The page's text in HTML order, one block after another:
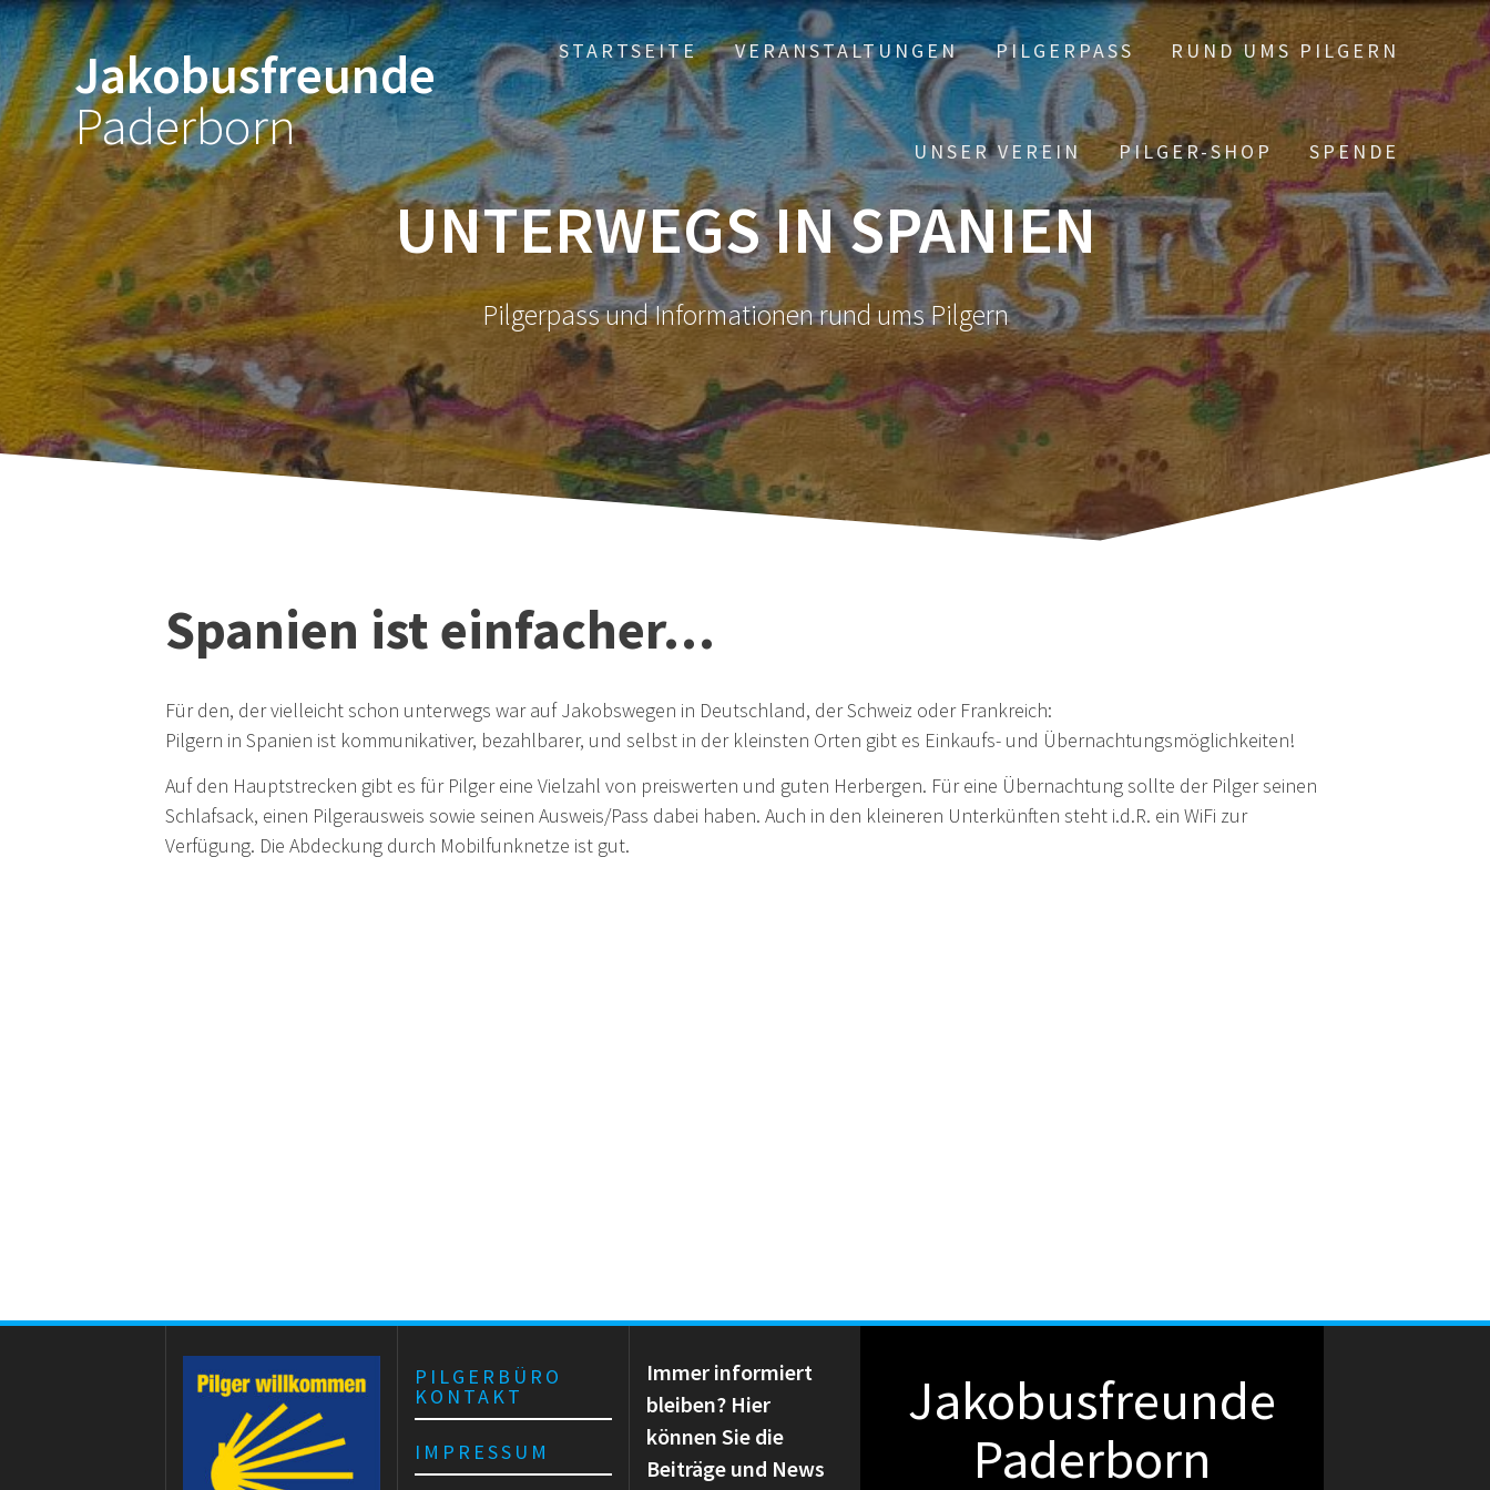
Zum
Inhalt
springenJakobusfreunde
Paderborn
STARTSEITE VERANSTALTUNGEN PILGERPASS RUND UMS PILGERN
UNSER VEREIN PILGER-SHOP SPENDE
UNTERWEGS IN SPANIEN
Pilgerpass und Informationen rund ums Pilgern
Spanien ist einfacher…
Für den, der vielleicht schon unterwegs war auf Jakobswegen in Deutschland, der Schweiz oder Frankreich:
Pilgern in Spanien ist kommunikativer, bezahlbarer, und selbst in der kleinsten Orten gibt es Einkaufs- und Übernachtungsmöglichkeiten!
Auf den Hauptstrecken gibt es für Pilger eine Vielzahl von preiswerten und guten Herbergen. Für eine Übernachtung sollte der Pilger seinen
Schlafsack, einen Pilgerausweis sowie seinen Ausweis/Pass dabei haben. Auch in den kleineren Unterkünften steht i.d.R. ein WiFi zur
Verfügung. Die Abdeckung durch Mobilfunknetze ist gut.
PILGERBÜRO
KONTAKT
IMPRESSUM
Immer informiert
bleiben? Hier
können Sie die
Beiträge und News
Jakobusfreunde
Paderborn